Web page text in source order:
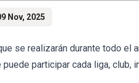
Nov, 2025
se realizarán durante todo el
participar cada liga, club,